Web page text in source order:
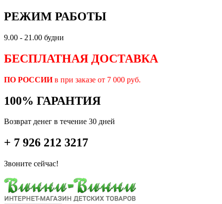
РЕЖИМ РАБОТЫ
9.00 - 21.00 будни
БЕСПЛАТНАЯ ДОСТАВКА
ПО РОССИИв при заказе от 7 000 руб.
100% ГАРАНТИЯ
Возврат денег в течение 30 дней
+ 7 926 212 3217
Звоните сейчас!